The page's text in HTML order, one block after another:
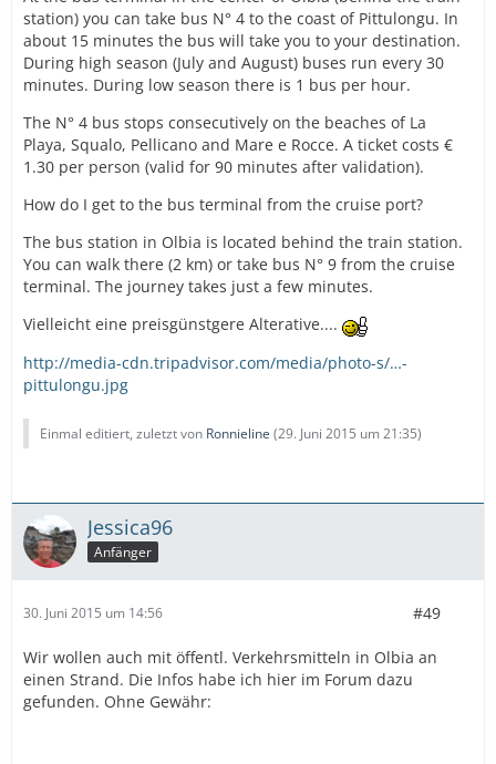
station) you can take bus N° 4 to the coast of Pittulongu. In
about 15 minutes the bus will take you to your destination.
During high season (July and August) buses run every 30
minutes. During low season there is 1 bus per hour.
The N° 4 bus stops consecutively on the beaches of La
Playa, Squalo, Pellicano and Mare e Rocce. A ticket costs €
1.30 per person (valid for 90 minutes after validation).
How do I get to the bus terminal from the cruise port?
The bus station in Olbia is located behind the train station.
You can walk there (2 km) or take bus N° 9 from the cruise
terminal. The journey takes just a few minutes.
Vielleicht eine preisgünstgere Alterative....
http://media-cdn.tripadvisor.com/media/photo-s/…-
pittulongu.jpg
Einmal editiert, zuletzt von Ronnieline (29. Juni 2015 um 21:35)
Jessica96
Anfänger
30. Juni 2015 um 14:56 #49
Wir wollen auch mit öffentl. Verkehrsmitteln in Olbia an
einen Strand. Die Infos habe ich hier im Forum dazu
gefunden. Ohne Gewähr: